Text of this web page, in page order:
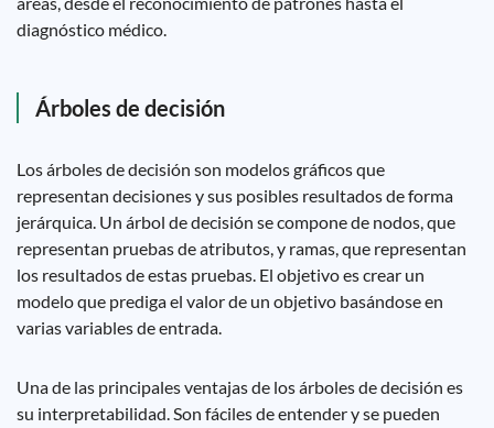
diagnóstico médico.
Árboles de decisión
Los árboles de decisión son modelos gráficos que
representan decisiones y sus posibles resultados de forma
jerárquica. Un árbol de decisión se compone de nodos, que
representan pruebas de atributos, y ramas, que representan
los resultados de estas pruebas. El objetivo es crear un
modelo que prediga el valor de un objetivo basándose en
varias variables de entrada.
Una de las principales ventajas de los árboles de decisión es
su interpretabilidad. Son fáciles de entender y se pueden